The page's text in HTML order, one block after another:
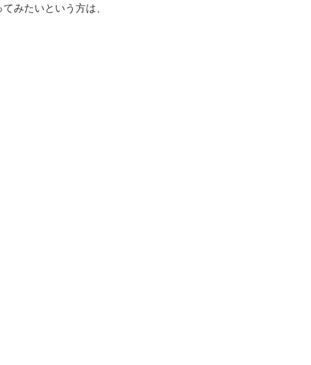
みたいという方は、